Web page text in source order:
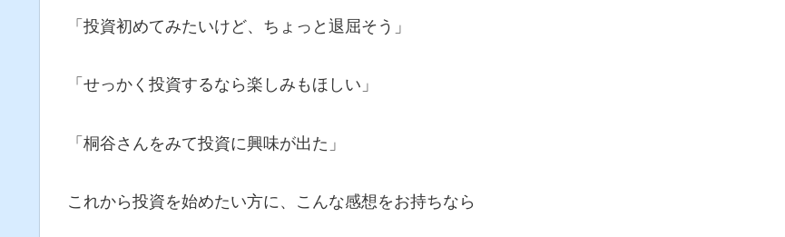
「投資初めてみたいけど、ちょっと退屈そう」
「せっかく投資するなら楽しみもほしい」
「桐谷さんをみて投資に興味が出た」
これから投資を始めたい方に、こんな感想をお持ちなら